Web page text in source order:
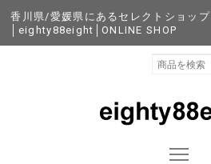
香川県/愛媛県にあるセレクトショップ
│eighty88eight│ONLINE SHOP